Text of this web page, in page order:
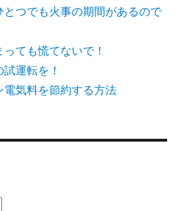
とつでも火事の期間があるので
ても慌てないで！
運転を！
電気料を節約する方法